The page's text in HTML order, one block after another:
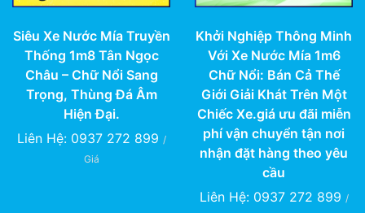
Siêu Xe Nước Mía Truyền
Thống 1m8 Tân Ngọc
Châu – Chữ Nổi Sang
Trọng, Thùng Đá Âm
Hiện Đại.
Liên Hệ: 0937 272 899 /
Giá
Khởi Nghiệp Thông Minh
Với Xe Nước Mía 1m6
Chữ Nổi: Bán Cả Thế
Giới Giải Khát Trên Một
Chiếc Xe.giá ưu đãi miễn
phí vận chuyển tận nơi
nhận đặt hàng theo yêu
cầu
Liên Hệ: 0937 272 899 /